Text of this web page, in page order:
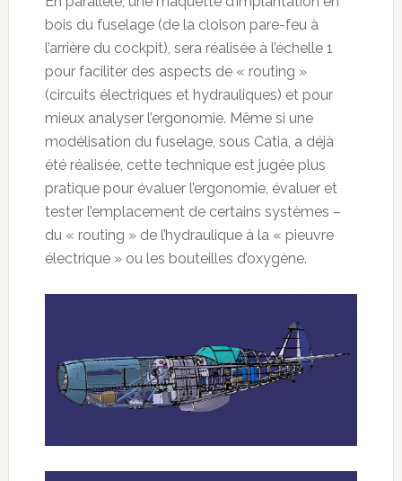
bois du fuselage (de la cloison pare-feu à
l’arrière du cockpit), sera réalisée à l’échelle 1
pour faciliter des aspects de « routing »
(circuits électriques et hydrauliques) et pour
mieux analyser l’ergonomie. Même si une
modélisation du fuselage, sous Catia, a déjà
été réalisée, cette technique est jugée plus
pratique pour évaluer l’ergonomie, évaluer et
tester l’emplacement de certains systèmes –
du « routing » de l’hydraulique à la « pieuvre
électrique » ou les bouteilles d’oxygène.